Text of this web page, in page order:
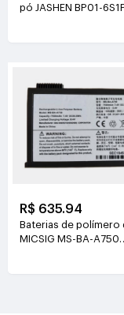
pó JASHEN BP01-
R$ 635.94
Baterias de polímero
MICSIG MS-BA-A750